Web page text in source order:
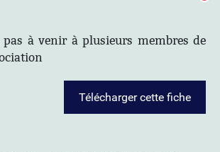
pas à venir à plusieurs membres de
Télécharger cette fiche